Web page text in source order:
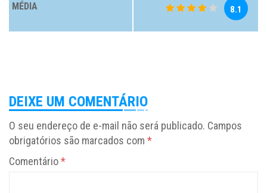
MÉDIA 8.1
DEIXE UM COMENTÁRIO
O seu endereço de e-mail não será publicado. Campos
obrigatórios são marcados com *
Comentário*